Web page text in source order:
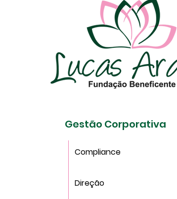
Gestão Corporativa
Compliance
Direção